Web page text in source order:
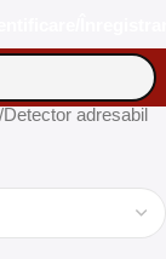
Detector adresabil